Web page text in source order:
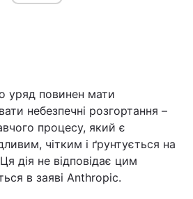
уряд повинен мати
небезпечні розгортання –
процесу, який є
чітким і ґрунтується на
дія не відповідає цим
в заяві Anthropic.